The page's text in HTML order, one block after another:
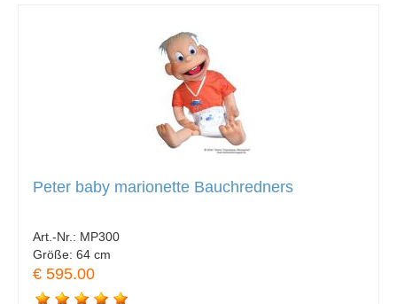
Peter baby marionette Bauchredners
Art.-Nr.: MP300
Größe: 64 cm
€ 595.00